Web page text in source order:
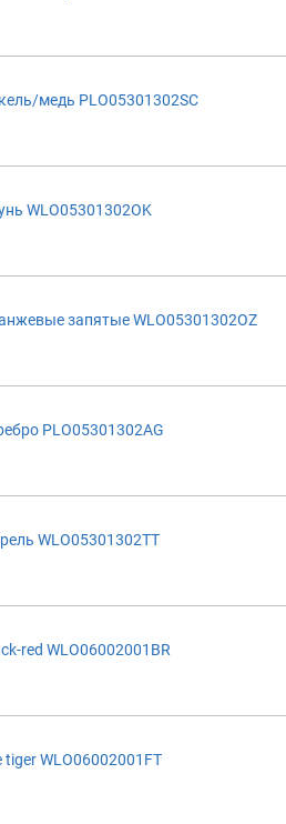
медь PLO05301302SC
WLO05301302OK
запятые WLO05301302OZ
PLO05301302AG
WLO05301302TT
red WLO06002001BR
WLO06002001FT